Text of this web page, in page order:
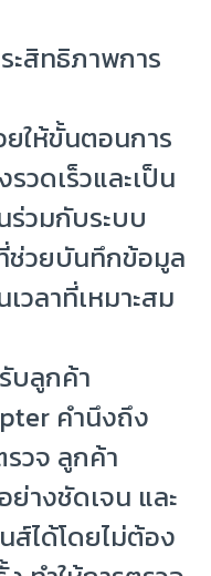
ะสิทธิภาพการ
ให้ขั้นตอนการ
วดเร็วและเป็น
ร่วมกับระบบ
ช่วยบันทึกข้อมูล
วลาที่เหมาะสม
บลูกค้า
คำนึงถึง
วจ ลูกค้า
างชัดเจน และ
ส์ได้โดยไม่ต้อง